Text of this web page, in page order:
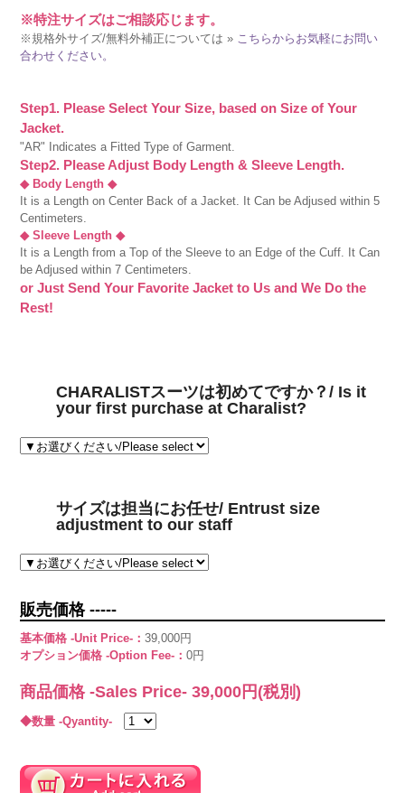
※特注サイズはご相談応じます。
※規格外サイズ/無料外補正については » こちらからお気軽にお問い
合わせください。
Step1. Please Select Your Size, based on Size of Your
Jacket.
"AR" Indicates a Fitted Type of Garment.
Step2. Please Adjust Body Length & Sleeve Length.
◆ Body Length ◆
It is a Length on Center Back of a Jacket. It Can be Adjused within 5
Centimeters.
◆ Sleeve Length ◆
It is a Length from a Top of the Sleeve to an Edge of the Cuff. It Can
be Adjused within 7 Centimeters.
or Just Send Your Favorite Jacket to Us and We Do the
Rest!
CHARALISTスーツは初めてですか？/ Is it
your first purchase at Charalist?
サイズは担当にお任せ/ Entrust size
adjustment to our staff
販売価格 -----
基本価格 -Unit Price-：39,000円
オプション価格 -Option Fee-：0円
商品価格 -Sales Price-39,000 円(税別)
◆数量 -Qyantity-